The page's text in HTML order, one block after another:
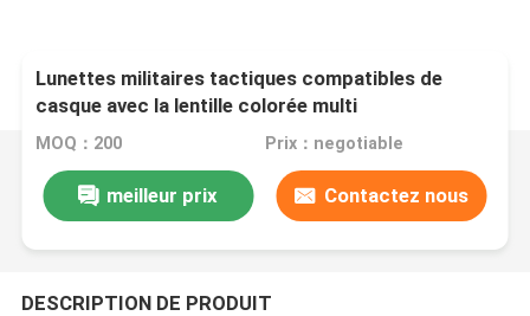
Lunettes militaires tactiques compatibles de
casque avec la lentille colorée multi
MOQ：200 Prix：negotiable
meilleur prix Contactez nous
DESCRIPTION DE PRODUIT